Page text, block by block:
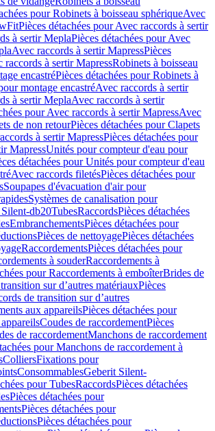
pour Robinets à boisseau sphériqueAvec
Pièces détachées pour Avec raccords à sertir
à sertir MeplaPièces détachées pour Avec
Avec raccords à sertir MapressPièces
raccords à sertir MapressRobinets à boisseau
encastréPièces détachées pour Robinets à
montage encastréAvec raccords à sertir
à sertir MeplaAvec raccords à sertir
pour Avec raccords à sertir MapressAvec
de non retourPièces détachées pour Clapets
à sertir MapressPièces détachées pour
MapressUnités pour compteur d'eau pour
détachées pour Unités pour compteur d'eau
Avec raccords filetésPièces détachées pour
Soupapes d'évacuation d'air pour
Systèmes de canalisation pour
db20TubesRaccordsPièces détachées
EmbranchementsPièces détachées pour
Pièces de nettoyagePièces détachées
RaccordementsPièces détachées pour
à souderRaccordements à
pour Raccordements à emboîterBrides de
sur d’autres matériauxPièces
de transition sur d’autres
aux appareilsPièces détachées pour
Coudes de raccordementPièces
de raccordementManchons de raccordement
pour Manchons de raccordement à
ColliersFixations pour
ConsommablesGeberit Silent-
pour TubesRaccordsPièces détachées
Pièces détachées pour
Pièces détachées pour
Pièces détachées pour